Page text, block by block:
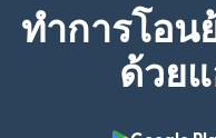
ทำการโอน
ด้วยแ